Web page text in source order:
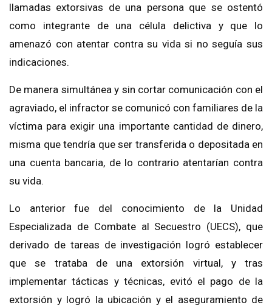
llamadas extorsivas de una persona que se ostentó
como integrante de una célula delictiva y que lo
amenazó con atentar contra su vida si no seguía sus
indicaciones.
De manera simultánea y sin cortar comunicación con el
agraviado, el infractor se comunicó con familiares de la
víctima para exigir una importante cantidad de dinero,
misma que tendría que ser transferida o depositada en
una cuenta bancaria, de lo contrario atentarían contra
su vida.
Lo anterior fue del conocimiento de la Unidad
Especializada de Combate al Secuestro (UECS), que
derivado de tareas de investigación logró establecer
que se trataba de una extorsión virtual, y tras
implementar tácticas y técnicas, evitó el pago de la
extorsión y logró la ubicación y el aseguramiento de